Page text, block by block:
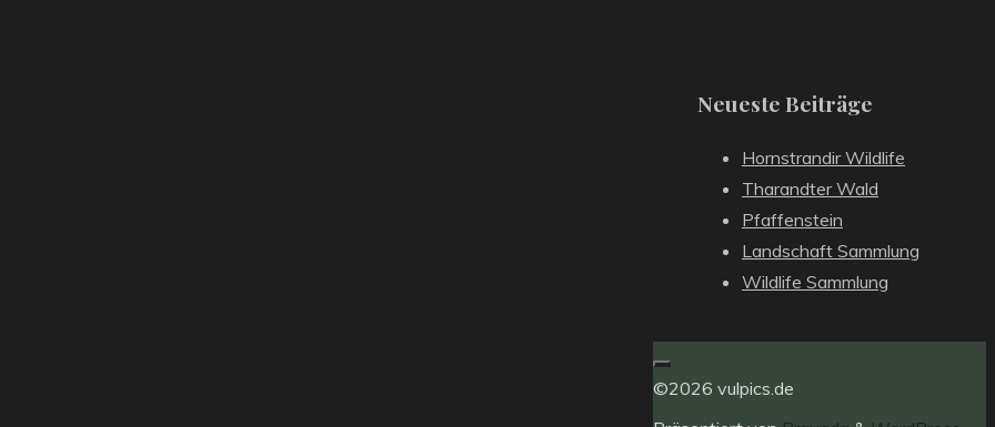
Neueste Beiträge
Hornstrandir Wildlife
Tharandter Wald
Pfaffenstein
Landschaft Sammlung
Wildlife Sammlung
©2026 vulpics.de